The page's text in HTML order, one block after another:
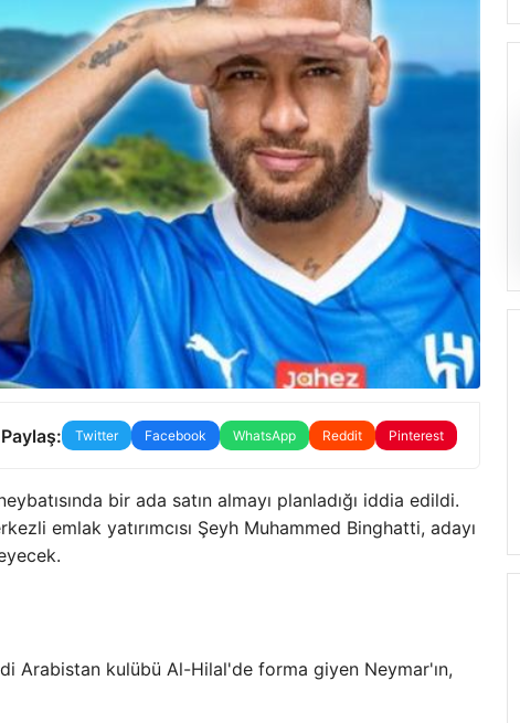
Paylaş: Twitter Facebook WhatsApp Reddit Pinterest
bir ada satın almayı planladığı iddia edildi.
emlak yatırımcısı Şeyh Muhammed Binghatti, adayı
Arabistan kulübü Al-Hilal'de forma giyen Neymar'ın,